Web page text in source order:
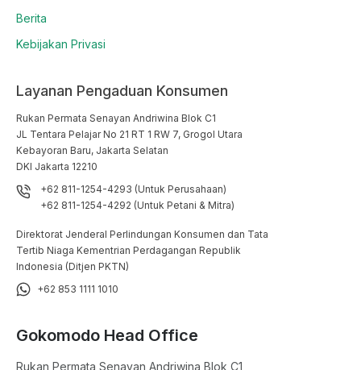
Berita
Kebijakan Privasi
Layanan Pengaduan Konsumen
Rukan Permata Senayan Andriwina Blok C1
JL Tentara Pelajar No 21 RT 1 RW 7, Grogol Utara
Kebayoran Baru, Jakarta Selatan
DKI Jakarta 12210
+62 811-1254-4293 (Untuk Perusahaan)
+62 811-1254-4292 (Untuk Petani & Mitra)
Direktorat Jenderal Perlindungan Konsumen dan Tata
Tertib Niaga Kementrian Perdagangan Republik
Indonesia (Ditjen PKTN)
+62 853 1111 1010
Gokomodo Head Office
Rukan Permata Senayan Andriwina Blok C1